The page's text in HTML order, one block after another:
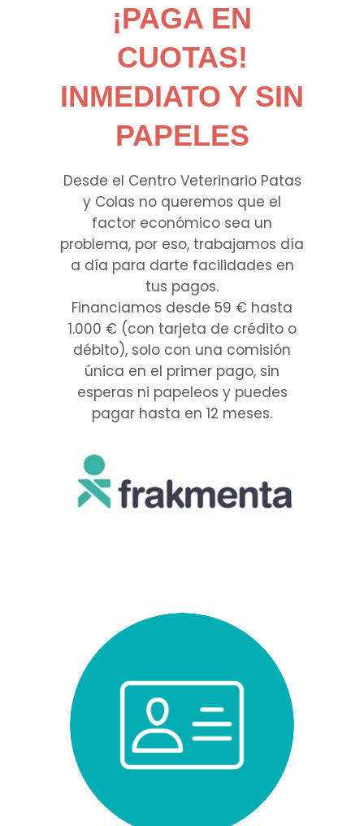
¡PAGA EN
CUOTAS!
INMEDIATO Y SIN
PAPELES
Desde el Centro Veterinario Patas
y Colas no queremos que el
factor económico sea un
problema, por eso, trabajamos día
a día para darte facilidades en
tus pagos.
Financiamos desde 59 € hasta
1.000 € (con tarjeta de crédito o
débito), solo con una comisión
única en el primer pago, sin
esperas ni papeleos y puedes
pagar hasta en 12 meses.